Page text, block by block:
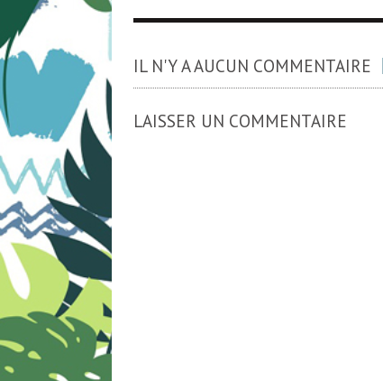
IL N'Y A AUCUN COMMENTAIRE
LAISSER UN COMMENTAIRE